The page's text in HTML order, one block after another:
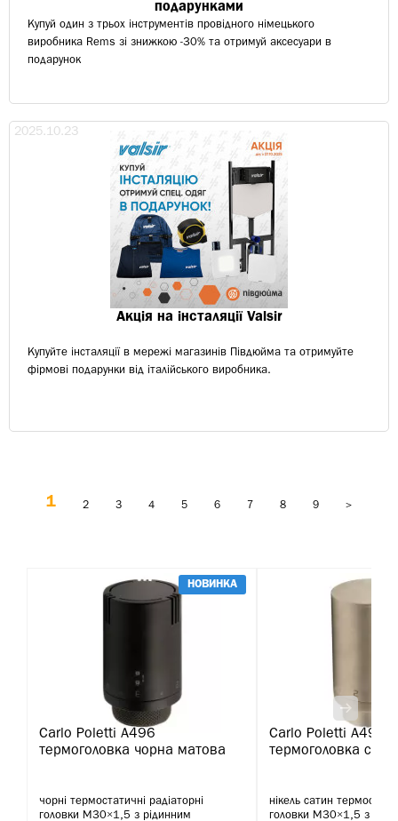
подарунками
Купуй один з трьох інструментів провідного німецького
виробника Rems зі знижкою -30% та отримуй аксесуари в
подарунок
2025.10.23
Акція на інсталяції Valsir
Купуйте інсталяції в мережі магазинів Півдюйма та отримуйте
фірмові подарунки від італійського виробника.
1 2 3 4 5 6 7 8 9 >
НОВИНКА
Carlo Poletti A496
термоголовка чорна матова
чорні термостатичні радіаторні
головки М30×1,5 з рідинним
Carlo Poletti A495
термоголовка
нікель сатин
головки М30×1,5 з